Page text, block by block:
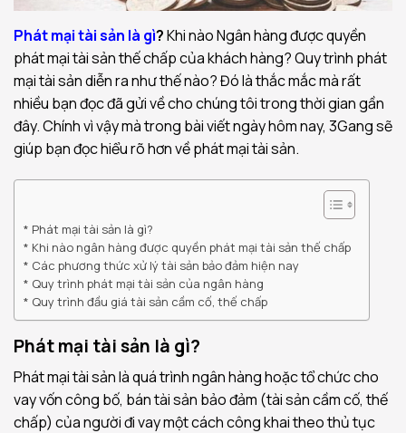
Phát mại tài sản là gì?Khi nào Ngân hàng được quyền
phát mại tài sản thế chấp của khách hàng? Quy trình phát
mại tài sản diễn ra như thế nào? Đó là thắc mắc mà rất
nhiều bạn đọc đã gửi về cho chúng tôi trong thời gian gần
đây. Chính vì vậy mà trong bài viết ngày hôm nay, 3Gang sẽ
giúp bạn đọc hiểu rõ hơn về phát mại tài sản.
Phát mại tài sản là gì?
Khi nào ngân hàng được quyền phát mại tài sản thế chấp
Các phương thức xử lý tài sản bảo đảm hiện nay
Quy trình phát mại tài sản của ngân hàng
Quy trình đầu giá tài sản cầm cố, thế chấp
Phát mại tài sản là gì?
Phát mại tài sản là quá trình ngân hàng hoặc tổ chức cho
vay vốn công bố, bán tài sản bảo đảm (tài sản cầm cố, thế
chấp) của người đi vay một cách công khai theo thủ tục